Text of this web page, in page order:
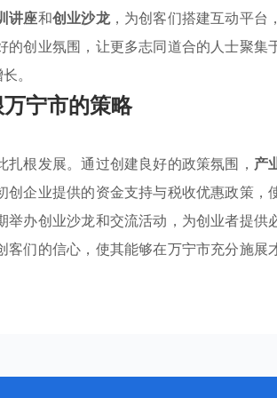
讲座和创业沙龙，为创客们搭建互动平台，
创业氛围，让更多志同道合的人士聚集
。
宁市的策略
扎根发展。通过创建良好的政策氛围， 产
企业提供的资金支持与税收优惠政策，
办创业沙龙和交流活动，为创业者提供
们的信心，使其能够在万宁市充分施展